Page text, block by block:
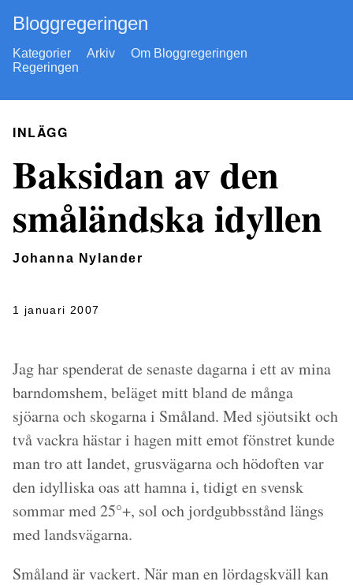
Bloggregeringen
Kategorier Arkiv
Om Bloggregeringen
Regeringen
INLÄGG
Baksidan av den
småländska idyllen
Johanna Nylander
1 januari 2007
Jag har spenderat de senaste dagarna i ett av mina
barndomshem, beläget mitt bland de många
sjöarna och skogarna i Småland. Med sjöutsikt och
två vackra hästar i hagen mitt emot fönstret kunde
man tro att landet, grusvägarna och hödoften var
den idylliska oas att hamna i, tidigt en svensk
sommar med 25°+, sol och jordgubbsstånd längs
med landsvägarna.
Småland är vackert. När man en lördagskväll kan